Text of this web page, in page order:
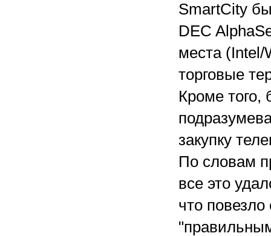
SmartCity
DEC
места (Intel/
торговые
Кроме того,
закупку
По словам
все это
что